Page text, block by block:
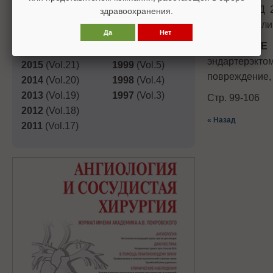
больных СД
ммоль/л) и
повреждение,
Стр. 99-106
« Назад
2019 (Vol.25)
2015 (Vol.21)
2014 (Vol.20)
2013 (Vol.19)
2012 (Vol.18)
2011 (Vol.17)
2003(Vol.9)
(Vol.8)
2001
(Vol.7)
1999 (Vol.5)
1998 (Vol.4)
1997 (Vol.3)
здравоохранения.
Да Нет